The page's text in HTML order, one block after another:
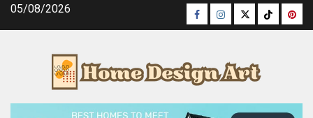
Skip05/08/2026 Facebook
Instagram
TwitterTiktok